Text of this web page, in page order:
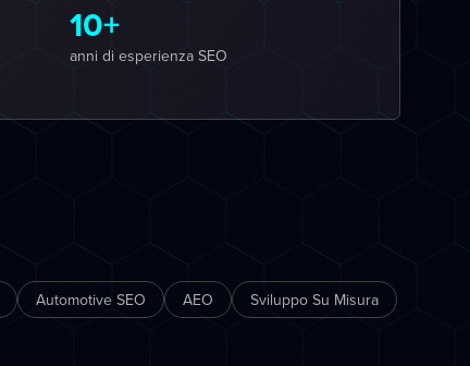
10+
anni di esperienza SEO
Automotive SEO AEO
Sviluppo Su Misura